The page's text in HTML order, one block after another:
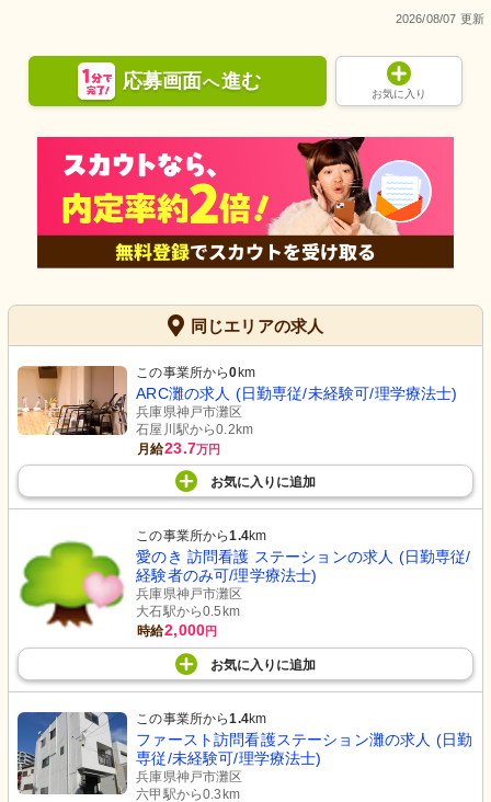
2026/08/07 更新
応募画面へ進む
お気に入り
同じエリアの求人
この事業所から0 km
ARC灘の求人 (日勤専従/未経験可/理学療法士)
兵庫県神戸市灘区
石屋川駅から0.2km
月給23.7万円
お気に入り に追加
この事業所から1.4km
愛のき 訪問看護 ステーションの求人 (日勤専従/
経験者のみ可/理学療法士)
兵庫県神戸市灘区
大石駅から0.5km
時給2,000円
お気に入り に追加
この事業所から1.4km
ファースト訪問看護ステーション灘の求人 (日勤
専従/未経験可/理学療法士)
兵庫県神戸市灘区
六甲駅から0.3km